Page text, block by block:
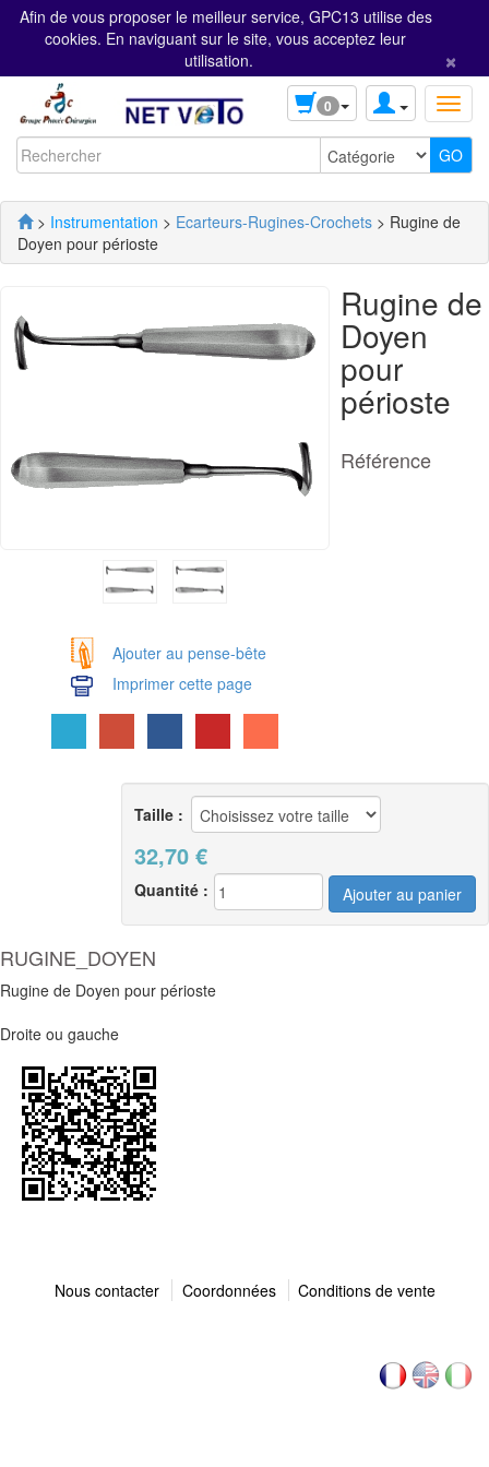
Afin de vous proposer le meilleur service, GPC13 utilise des
cookies. En naviguant sur le site, vous acceptez leur
utilisation.
×
0
> Instrumentation > Ecarteurs-Rugines-Crochets > Rugine de
Doyen pour périoste
Ajouter au pense-bête
Imprimer cette page
Rugine de
Doyen
pour
périoste
Taille :
32,70 €
Quantité :
Référence
RUGINE_DOYEN
Rugine de Doyen pour périoste
Droite ou gauche
Nous contacter Coordonnées Conditions de vente